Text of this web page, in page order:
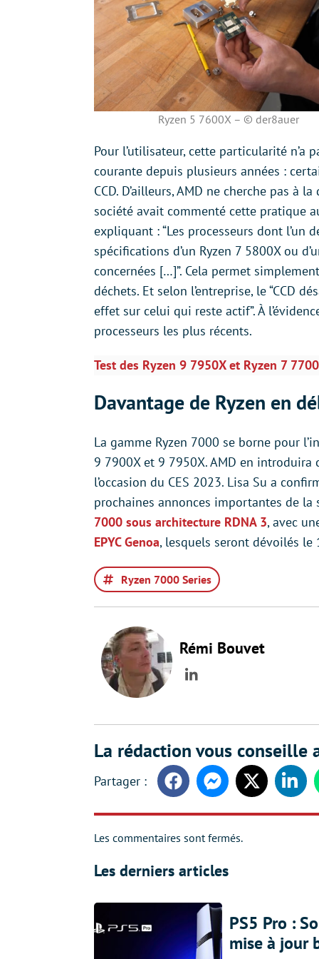
Ryzen 5 7600X – © der8auer
Pour l’utilisateur, cette particularité n’a
courante depuis plusieurs années :
CCD. D’ailleurs, AMD ne cherche pas à
société avait commenté cette pratique
expliquant : “Les processeurs dont l’un
spécifications d’un Ryzen 7 5800X ou
concernées […]”. Cela permet
déchets. Et selon l’entreprise, le “CCD
effet sur celui qui reste actif”. À
processeurs les plus récents.
Test des Ryzen 9 7950X et Ryzen 7
Davantage de Ryzen en
La gamme Ryzen 7000 se borne pour
9 7900X et 9 7950X. AMD en
l’occasion du CES 2023. Lisa Su a
prochaines annonces importantes de
7000 sous architecture RDNA 3, avec
EPYC Genoa, lesquels seront dévoilés le
Ryzen 7000 Series
Rémi Bouvet
LinkedIn
La rédaction vous conseille
FacebookMessengerTwitter
Les commentaires sont fermés.
Les derniers articles
PS5 Pro :
mise à jour